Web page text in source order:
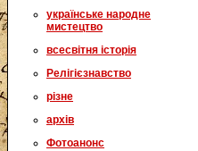
українське народне
мистецтво
всесвітня історія
Релігієзнавство
різне
архів
Фотоанонс